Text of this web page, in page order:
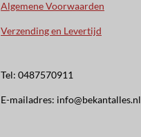
Algemene Voorwaarden
Verzending en Levertijd
Tel: 0487570911
E-mailadres: info@bekantalles.nl